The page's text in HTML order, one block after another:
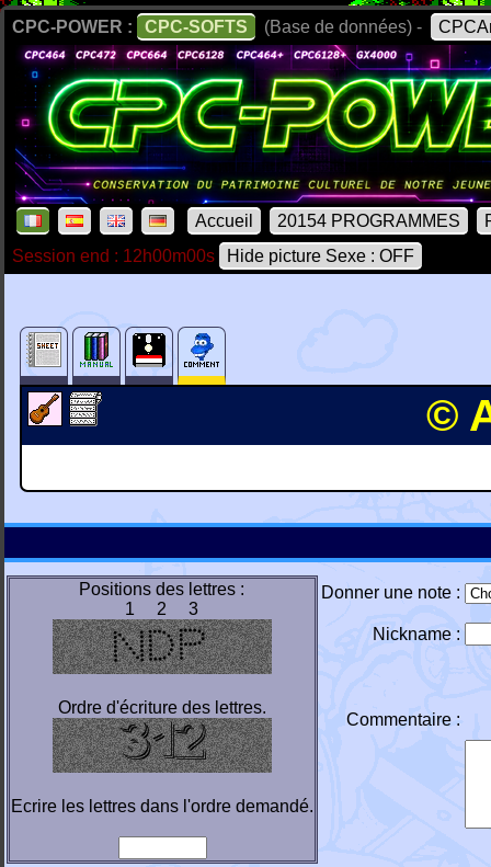
CPC-POWER : CPC-SOFTS (Base de données) -
Accueil 20154 PROGRAMMES
Session end : 12h00m00s
Hide picture Sexe : OFF
©
Positions des lettres :
1 2 3
Ordre d'écriture des lettres.
Ecrire les lettres dans l'ordre demandé.
Donner une note :
Nickname :
Commentaire :